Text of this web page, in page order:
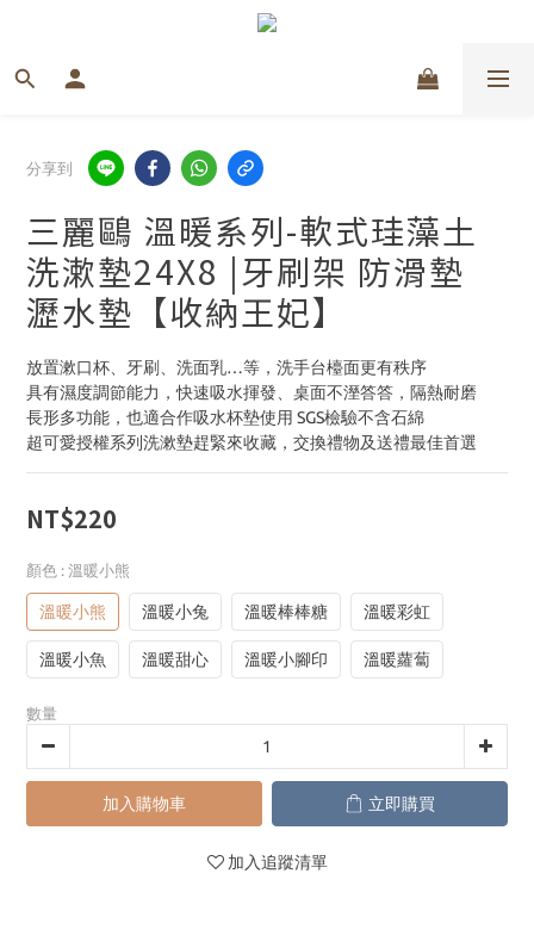
分享到
三麗鷗 溫暖系列-軟式珪藻土
洗漱墊24X8 |牙刷架 防滑墊
瀝水墊【收納王妃】
放置漱口杯、牙刷、洗面乳…等，洗手台檯面更有秩序
具有濕度調節能力，快速吸水揮發、桌面不溼答答，隔熱耐磨
長形多功能，也適合作吸水杯墊使用 SGS檢驗不含石綿
超可愛授權系列洗漱墊趕緊來收藏，交換禮物及送禮最佳首選
NT$220
顏色 : 溫暖小熊
溫暖小熊 溫暖小兔 溫暖棒棒糖 溫暖彩虹
溫暖小魚 溫暖甜心 溫暖小腳印 溫暖蘿蔔
數量
加入購物車 立即購買
加入追蹤清單